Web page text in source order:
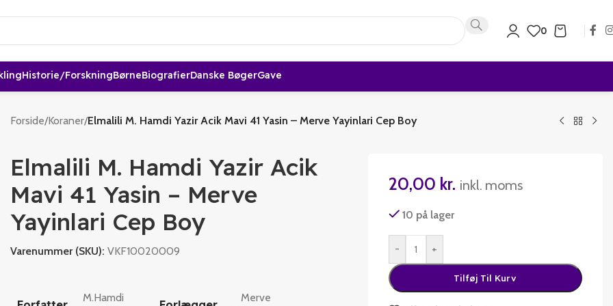
0
Historie/forskningBørneBiografierDanske BøgerGave
Forside/Koraner/Elmalili M. Hamdi Yazir Acik Mavi 41 Yasin – Merve Yayinlari Cep Boy
Elmalili M. Hamdi Yazir Acik
Mavi 41 Yasin – Merve
Yayinlari Cep Boy
Varenummer (SKU): VKF10020009
M.Hamdi
Merve
20,00 kr. inkl. moms
10 på lager
- +
Tilføj Til Kurv